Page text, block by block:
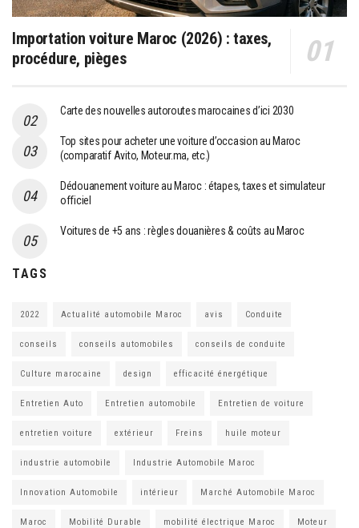
Importation voiture Maroc (2026) : taxes,
procédure, pièges
Carte des nouvelles autoroutes marocaines d’ici 2030
Top sites pour acheter une voiture d’occasion au Maroc
(comparatif Avito, Moteur.ma, etc.)
Dédouanement voiture au Maroc : étapes, taxes et simulateur
officiel
Voitures de +5 ans : règles douanières & coûts au Maroc
TAGS
2022 Actualité automobile Maroc avis Conduite
conseils conseils automobiles conseils de conduite
Culture marocaine design efficacité énergétique
Entretien Auto Entretien automobile Entretien de voiture
entretien voiture extérieur Freins huile moteur
industrie automobile Industrie Automobile Maroc
Innovation Automobile intérieur Marché Automobile Maroc
Maroc Mobilité Durable mobilité électrique Maroc Moteur